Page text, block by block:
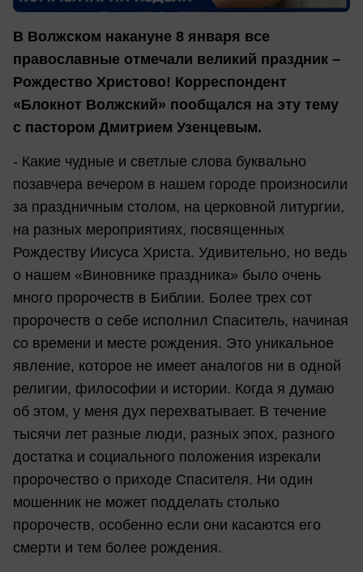
В Волжском накануне 8 января все
православные отмечали великий праздник –
Рождество Христово! Корреспондент
«Блокнот Волжский» пообщался на эту тему
с пастором Дмитрием Узенцевым.
- Какие чудные и светлые слова буквально
позавчера вечером в нашем городе произносили
за праздничным столом, на церковной литургии,
на разных мероприятиях, посвященных
Рождеству Иисуса Христа. Удивительно, но ведь
о нашем «Виновнике праздника» было очень
много пророчеств в Библии. Более трех сот
пророчеств о себе исполнил Спаситель, начиная
со времени и месте рождения. Это уникальное
явление, которое не имеет аналогов ни в одной
религии, философии и истории. Когда я думаю
об этом, у меня дух перехватывает. В течение
тысячи лет разные люди, разных эпох, разного
достатка и социального положения изрекали
пророчество о приходе Спасителя. Ни один
мошенник не может подделать столько
пророчеств, особенно если они касаются его
смерти и тем более рождения.